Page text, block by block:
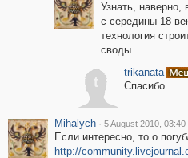
Узнать, наверно,
с середины 18
технология
своды.
t
trikanata
Спасибо
Mihalych · 5 August 2010, 03:40
Если интересно, то о
http://